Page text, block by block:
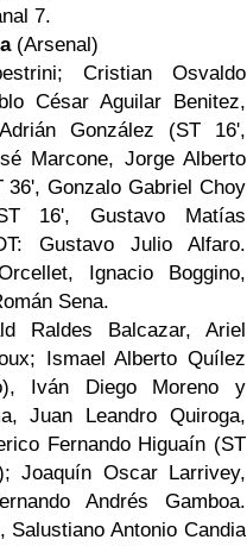
7.
(Arsenal)
Cristian Osvaldo
César Aguilar Benitez,
González (ST 16',
Marcone, Jorge Alberto
Gonzalo Gabriel Choy
16', Gustavo Matías
Gustavo Julio Alfaro.
Ignacio Boggino,
Sena.
Raldes Balcazar, Ariel
Ismael Alberto Quílez
Iván Diego Moreno y
Juan Leandro Quiroga,
Fernando Higuaín (ST
Joaquín Oscar Larrivey,
Andrés Gamboa.
Antonio Candia